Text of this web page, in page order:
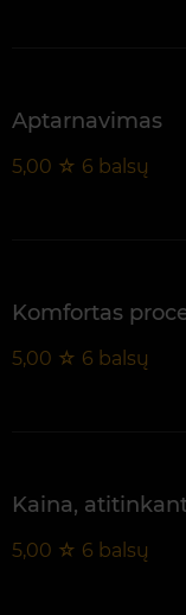
Aptarnavimas
5,00 ☆ 6 balsų
Komfortas
5,00 ☆ 6 balsų
Kaina,
5,00 ☆ 6 balsų